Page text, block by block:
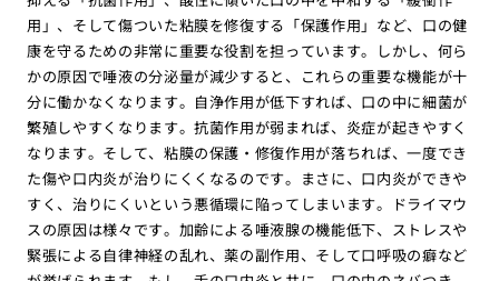
用」、そして傷ついた粘膜を修復する「保護作用」など、口の健
康を守るための非常に重要な役割を担っています。しかし、何ら
かの原因で唾液の分泌量が減少すると、これらの重要な機能が十
分に働かなくなります。自浄作用が低下すれば、口の中に細菌が
繁殖しやすくなります。抗菌作用が弱まれば、炎症が起きやすく
なります。そして、粘膜の保護・修復作用が落ちれば、一度でき
た傷や口内炎が治りにくくなるのです。まさに、口内炎ができや
すく、治りにくいという悪循環に陥ってしまいます。ドライマウ
スの原因は様々です。加齢による唾液腺の機能低下、ストレスや
緊張による自律神経の乱れ、薬の副作用、そして口呼吸の癖など